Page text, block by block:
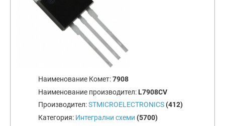
Наименование Комет:7908
Наименование производител: L7908CV
Производител:STMICROELECTRONICS(412)
Категория: Интегрални схеми (5700)